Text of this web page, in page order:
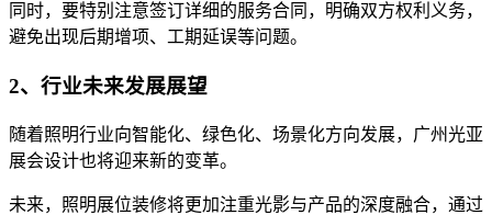
同时，要特别注意签订详细的服务合同，明确双方权利义务，
避免出现后期增项、工期延误等问题。
2、行业未来发展展望
随着照明行业向智能化、绿色化、场景化方向发展，广州光亚
展会设计也将迎来新的变革。
未来，照明展位装修将更加注重光影与产品的深度融合，通过